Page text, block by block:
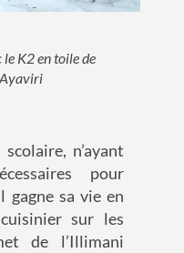
K2 en toile de
scolaire, n’ayant
pour
gagne sa vie en
sur les
de l’Illimani